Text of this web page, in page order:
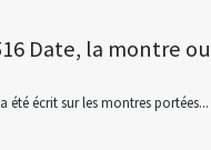
Date, la montre
été écrit sur les montres portées...